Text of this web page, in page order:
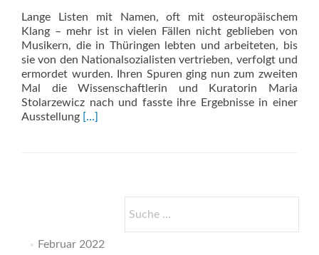
Lange Listen mit Namen, oft mit osteuropäischem
Klang – mehr ist in vielen Fällen nicht geblieben von
Musikern, die in Thüringen lebten und arbeiteten, bis
sie von den Nationalsozialisten vertrieben, verfolgt und
ermordet wurden. Ihren Spuren ging nun zum zweiten
Mal die Wissenschaftlerin und Kuratorin Maria
Stolarzewicz nach und fasste ihre Ergebnisse in einer
Ausstellung Read
[…]
nach:
Februar 2022